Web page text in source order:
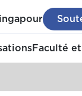
Faculté